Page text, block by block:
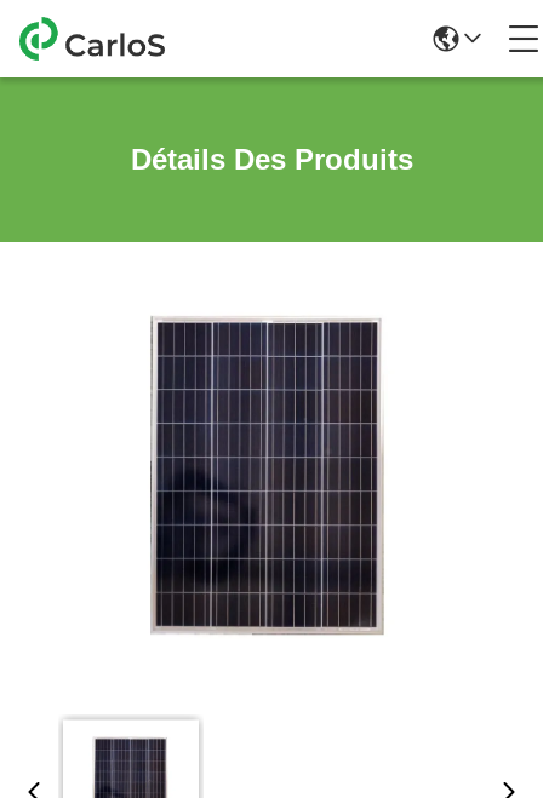
Détails Des Produits